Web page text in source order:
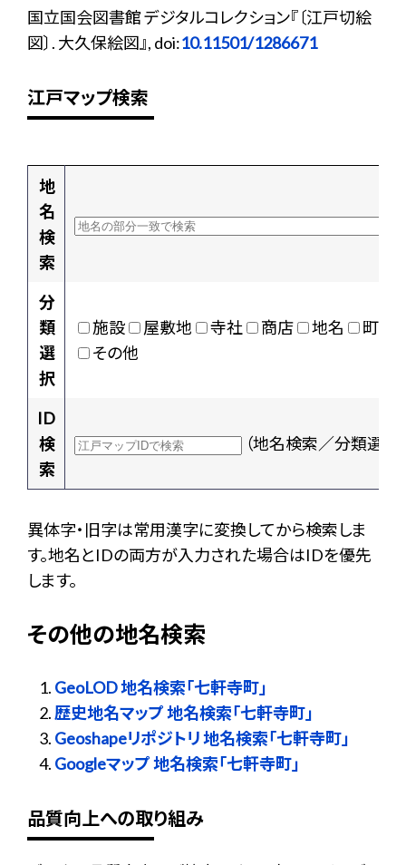
国立国会図書館 デジタルコレクション『〔江戸切絵
図〕. 大久保絵図』, doi:10.11501/1286671
江戸マップ検索
地
名
検
索
分
類
選
択
施設 屋敷地 寺社 商店 地名
町村
その他
ID
検
索
（地名検索／分類選択
異体字・旧字は常用漢字に変換してから検索しま
す。地名とIDの両方が入力された場合はIDを優先
します。
その他の地名検索
GeoLOD 地名検索「七軒寺町」
歴史地名マップ 地名検索「七軒寺町」
Geoshapeリポジトリ 地名検索「七軒寺町」
Googleマップ 地名検索「七軒寺町」
品質向上への取り組み